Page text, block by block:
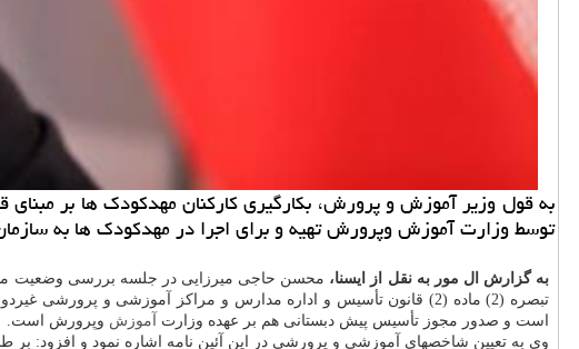
به قول وزیر آموزش و پرورش، بكارگیری كاركنان مهدكودك ها بر
توسط وزارت آموزش وپرورش تهیه و برای اجرا در مهدكودك ها به
به گزارش ال مور به نقل از ایسنا، محسن حاجی میرزایی در جلسه بررسی وضعیت مهد
تبصره (2) ماده (2) قانون تأسیس و اداره مدارس و مراکز آموزشی و پرورشی غیردولتی مصوب اردیبهشت ماه 99 اظهار داشت: طبق این آئین نامه مسئولیت و صدور
است و صدور مجوز تأسیس پیش دبستانی هم بر عهده وزارت آموزش وپرورش است.
وی به تعیین شاخصهای آموزشی و پرورشی در این آئین نامه اشاره نمود و افزود: